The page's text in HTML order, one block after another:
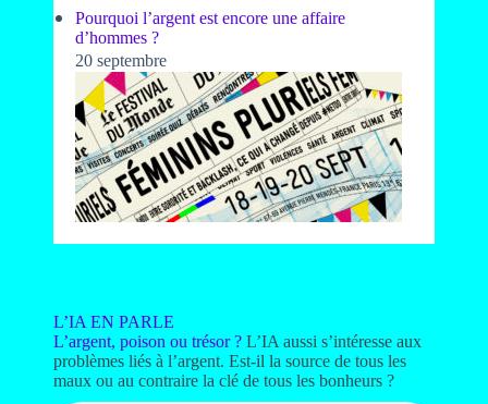
Pourquoi l’argent est encore une affaire
d’hommes ?
20 septembre
L’IA EN PARLE
L’argent, poison ou trésor ? L’IA aussi s’intéresse aux
problèmes liés à l’argent. Est-il la source de tous les
maux ou au contraire la clé de tous les bonheurs ?